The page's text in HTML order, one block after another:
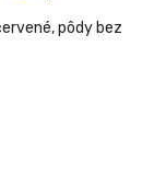
pôdy bez